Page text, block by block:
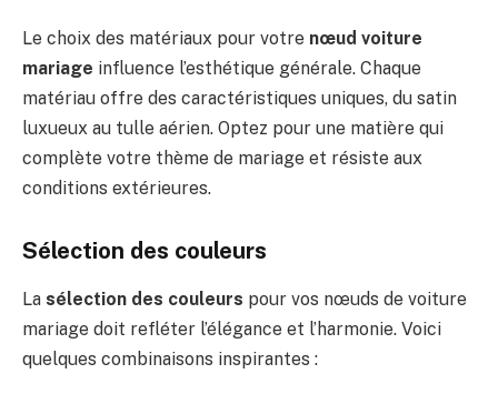
Le choix des matériaux pour votre nœud voiture
mariage influence l’esthétique générale. Chaque
matériau offre des caractéristiques uniques, du satin
luxueux au tulle aérien. Optez pour une matière qui
complète votre thème de mariage et résiste aux
conditions extérieures.
Sélection des couleurs
La sélection des couleurs pour vos nœuds de voiture
mariage doit refléter l’élégance et l’harmonie. Voici
quelques combinaisons inspirantes :